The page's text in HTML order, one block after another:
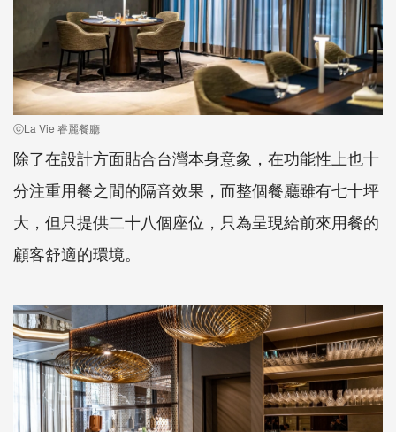
ⓒLa Vie 睿麗餐廳
除了在設計方面貼合台灣本身意象，在功能性上也十
分注重用餐之間的隔音效果，而整個餐廳雖有七十坪
大，但只提供二十八個座位，只為呈現給前來用餐的
顧客舒適的環境。